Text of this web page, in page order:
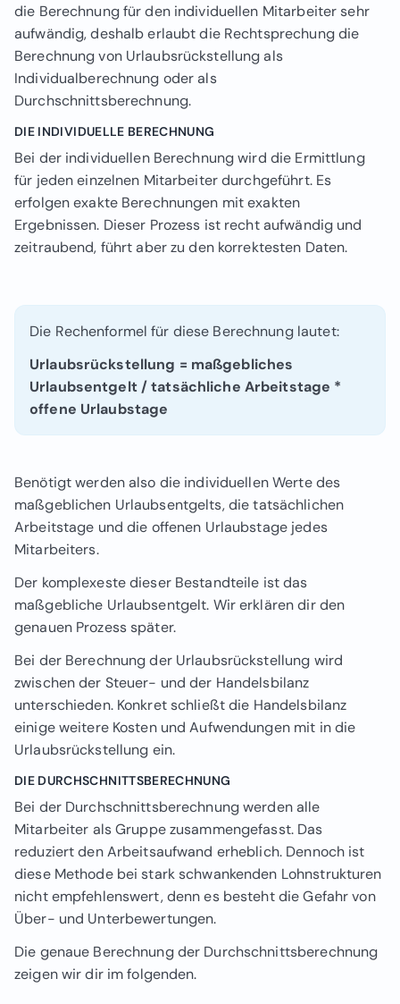
die Berechnung für den individuellen Mitarbeiter sehr
aufwändig, deshalb erlaubt die Rechtsprechung die
Berechnung von Urlaubsrückstellung als
Individualberechnung oder als
Durchschnittsberechnung.
DIE INDIVIDUELLE BERECHNUNG
Bei der individuellen Berechnung wird die Ermittlung
für jeden einzelnen Mitarbeiter durchgeführt. Es
erfolgen exakte Berechnungen mit exakten
Ergebnissen. Dieser Prozess ist recht aufwändig und
zeitraubend, führt aber zu den korrektesten Daten.
Die Rechenformel für diese Berechnung lautet:
Urlaubsrückstellung = maßgebliches
Urlaubsentgelt / tatsächliche Arbeitstage *
offene Urlaubstage
Benötigt werden also die individuellen Werte des
maßgeblichen Urlaubsentgelts, dietatsächlichen
Arbeitstage und die offenen Urlaubstage jedes
Mitarbeiters.
Der komplexeste dieser Bestandteile ist das
maßgebliche Urlaubsentgelt. Wir erklären dir den
genauen Prozess später.
Bei der Berechnung der Urlaubsrückstellung wird
zwischen der Steuer- und der Handelsbilanz
unterschieden. Konkret schließt die Handelsbilanz
einige weitere Kosten und Aufwendungen mit in die
Urlaubsrückstellung ein.
DIE DURCHSCHNITTSBERECHNUNG
Bei der Durchschnittsberechnung werden alle
Mitarbeiter als Gruppe zusammengefasst. Das
reduziert den Arbeitsaufwand erheblich. Dennoch ist
diese Methode bei stark schwankenden Lohnstrukturen
nicht empfehlenswert, denn es besteht die Gefahr von
Über- und Unterbewertungen.
Die genaue Berechnung der Durchschnittsberechnung
zeigen wir dir im folgenden.